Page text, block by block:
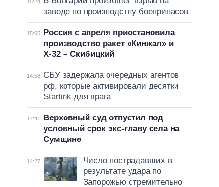
15:24
заводе по производству боеприпасов
15:05
Россия с апреля приостановила
производство ракет «Кинжал» и
Х-32 – Скибицкий
14:58
СБУ задержала очередных агентов
рф, которые активировали десятки
Starlink для врага
14:41
Верховный суд отпустил под
условный срок экс-главу села на
Сумщине
14:27
Число пострадавших в
результате удара по
Запорожью стремительно